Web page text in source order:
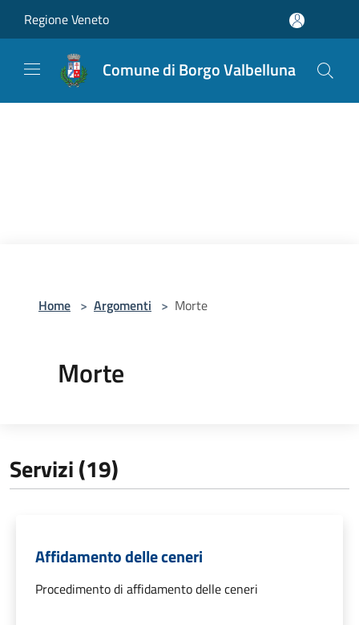
Regione Veneto
Comune di Borgo Valbelluna
Home > Argomenti > Morte
Morte
Servizi (19)
Affidamento delle ceneri
Procedimento di affidamento delle ceneri